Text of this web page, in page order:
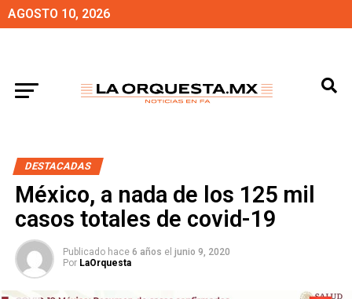
AGOSTO 10, 2026
DESTACADAS
México, a nada de los 125 mil
casos totales de covid-19
Publicado hace 6 años el junio 9, 2020
Por LaOrquesta